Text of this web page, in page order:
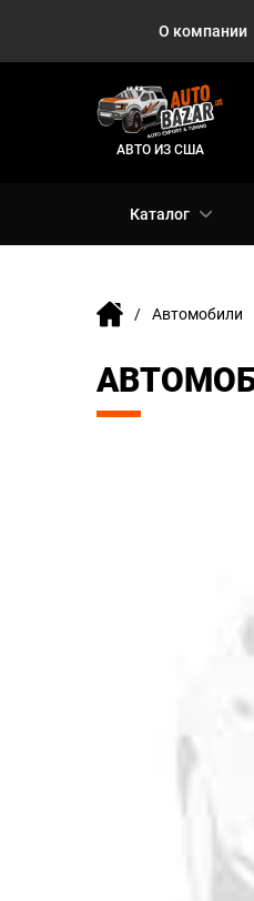
О компании
АВТО ИЗ США
Каталог
Автомобили